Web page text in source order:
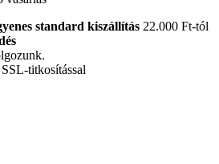
standard kiszállítás 22.000 Ft-tól
SSL-titkosítással